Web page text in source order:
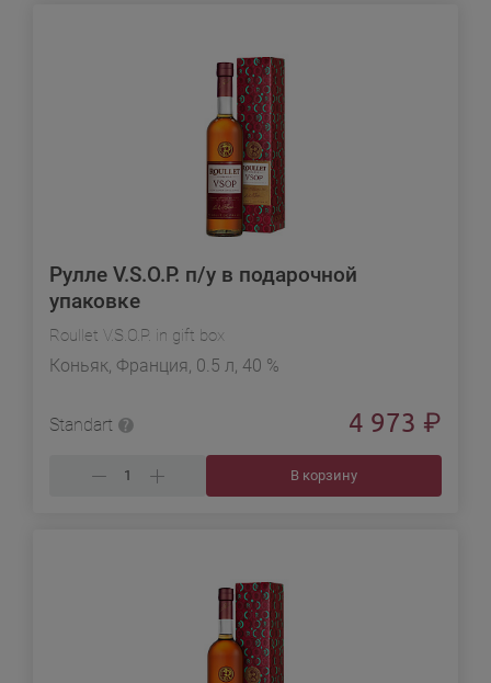
Рулле V.S.O.P. п/у в подарочной
упаковке
Roullet V.S.O.P. in gift box
Коньяк, Франция, 0.5 л, 40 %
Standart 4 973 ₽
В корзину